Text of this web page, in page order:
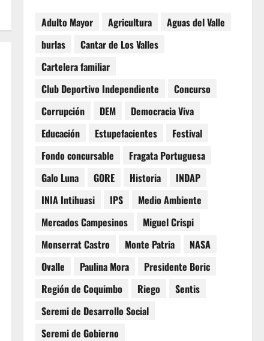
Adulto Mayor Agricultura
Aguas del Valle
burlas
Cantar de Los Valles
Cartelera familiar
Club Deportivo Independiente
Concurso
Corrupción
DEM
Democracia Viva
Educación
Estupefacientes
Festival
Fondo concursable
Fragata Portuguesa
Galo Luna
GORE Historia
INDAP
INIA Intihuasi
IPS
Medio Ambiente
Mercados Campesinos
Miguel Crispi
Monserrat Castro
Monte Patria
NASA
Ovalle
Paulina Mora
Presidente Boric
Región de Coquimbo
Riego
Sentis
Seremi de Desarrollo Social
Seremi de Gobierno